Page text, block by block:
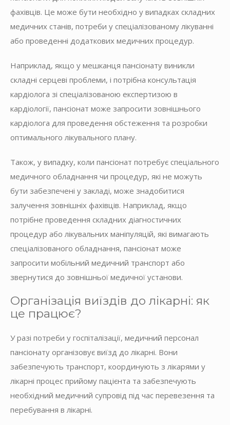
фахівців. Це може бути необхідно у випадках складних
медичних станів, потреби у спеціалізованому лікуванні
або проведенні додаткових медичних процедур.
Наприклад, якщо у мешканця пансіонату виникли
складні серцеві проблеми, і потрібна консультація
кардіолога зі спеціалізованою експертизою в
кардіології, пансіонат може запросити зовнішнього
кардіолога для проведення обстеження та розробки
оптимального лікувального плану.
Також, у випадку, коли пансіонат потребує спеціального
медичного обладнання чи процедур, які не можуть
бути забезпечені у закладі, може знадобитися
залучення зовнішніх фахівців. Наприклад, якщо
потрібне проведення складних діагностичних
процедур або лікувальних маніпуляцій, які вимагають
спеціалізованого обладнання, пансіонат може
запросити мобільний медичний транспорт або
звернутися до зовнішньої медичної установи.
Організація виїздів до лікарні: як
це працює?
У разі потреби у госпіталізації, медичний персонал
пансіонату організовує виїзд до лікарні. Вони
забезпечують транспорт, координують з лікарями у
лікарні процес прийому пацієнта та забезпечують
необхідний медичний супровід під час перевезення та
перебування в лікарні.